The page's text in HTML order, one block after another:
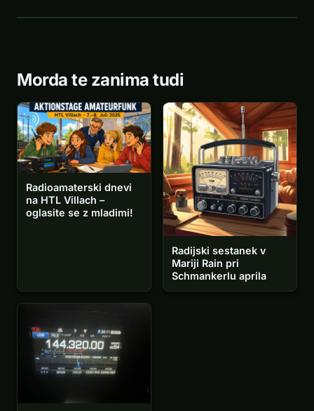
Morda te zanima tudi
Radioamaterski dnevi
na HTL Villach –
oglasite se z mladimi!
Radijski sestanek v
Mariji Rain pri
Schmankerlu aprila